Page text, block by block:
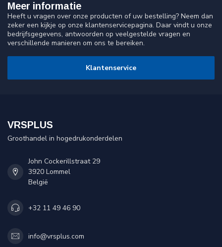
Meer informatie
Heeft u vragen over onze producten of uw bestelling? Neem dan
zeker een kijkje op onze klantenservicepagina. Daar vindt u onze
bedrijfsgegevens, antwoorden op veelgestelde vragen en
verschillende manieren om ons te bereiken.
Klantenservice
VRSPLUS
Groothandel in hogedrukonderdelen
John Cockerillstraat 29
3920 Lommel
België
+32 11 49 46 90
info@vrsplus.com